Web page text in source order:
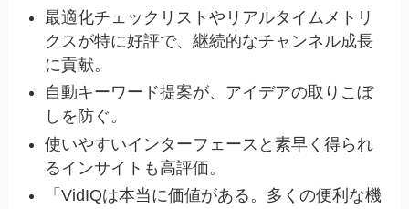
最適化チェックリストやリアルタイムメトリ
クスが特に好評で、継続的なチャンネル成長
に貢献。
自動キーワード提案が、アイデアの取りこぼ
しを防ぐ。
使いやすいインターフェースと素早く得られ
るインサイトも高評価。
「VidIQは本当に価値がある。多くの便利な機